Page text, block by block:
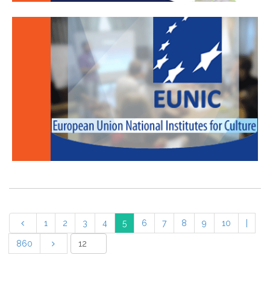
1 2 3 4 5 6 7 8 9 10
860